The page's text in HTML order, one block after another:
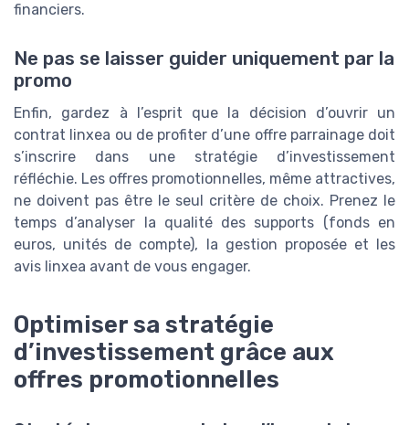
financiers.
Ne pas se laisser guider uniquement par la
promo
Enfin, gardez à l’esprit que la décision d’ouvrir un
contrat linxea ou de profiter d’une offre parrainage doit
s’inscrire dans une stratégie d’investissement
réfléchie. Les offres promotionnelles, même attractives,
ne doivent pas être le seul critère de choix. Prenez le
temps d’analyser la qualité des supports (fonds en
euros, unités de compte), la gestion proposée et les
avis linxea avant de vous engager.
Optimiser sa stratégie
d’investissement grâce aux
offres promotionnelles